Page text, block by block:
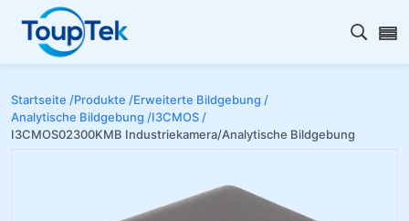
Open
Startseite /Produkte /Erweiterte Bildgebung /
Analytische Bildgebung /I3CMOS /
I3CMOS02300KMB Industriekamera/Analytische Bildgebung